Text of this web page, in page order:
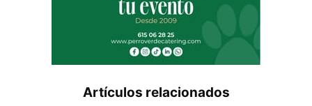
Artículos relacionados